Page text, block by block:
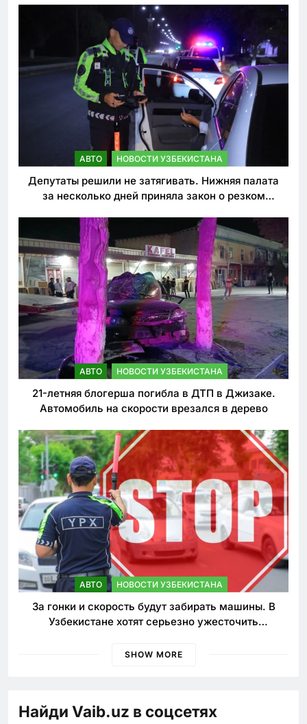
АВТО НОВОСТИ УЗБЕКИСТАНА
Депутаты решили не затягивать. Нижняя палата
за несколько дней приняла закон о резком
АВТО НОВОСТИ УЗБЕКИСТАНА
21-летняя блогерша погибла в ДТП в Джизаке.
Автомобиль на скорости врезался в дерево
АВТО НОВОСТИ УЗБЕКИСТАНА
За гонки и скорость будут забирать машины. В
Узбекистане хотят серьезно ужесточить
SHOW MORE
Найди Vaib.uz в соцсетях